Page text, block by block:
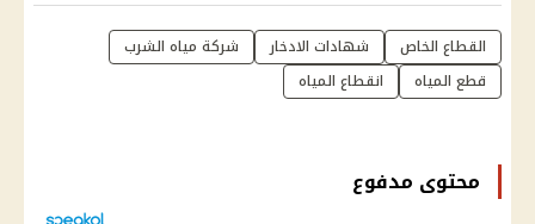
القطاع الخاص شهادات الادخار
شركة مياه الشرب
قطع المياه
انقطاع المياه
محتوى مدفوع